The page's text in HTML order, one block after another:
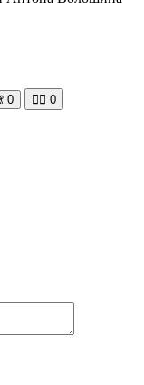
0 🧘‍♀️ 0